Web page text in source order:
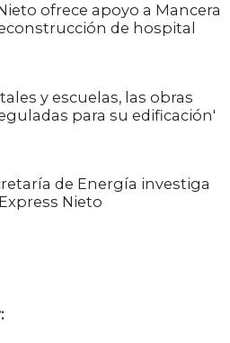
ofrece apoyo a Mancera
de hospital
y escuelas, las obras
para su edificación'
de Energía investiga
Nieto